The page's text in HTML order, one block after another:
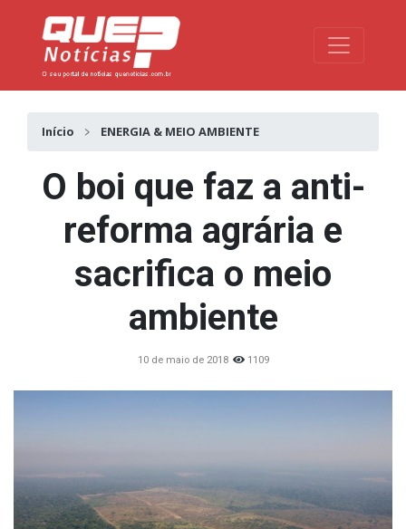
Toggle
Início ENERGIA & MEIO AMBIENTE
O boi que faz a anti-
reforma agrária e
sacrifica o meio
ambiente
10 de maio de 2018 1109